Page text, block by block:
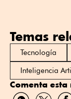
Temas
Tecnología
Inteligencia
Comenta esta